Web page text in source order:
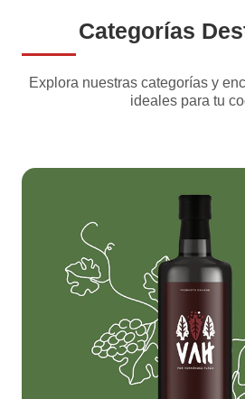
Categorías
Explora nuestras categorías y
ideales para tu